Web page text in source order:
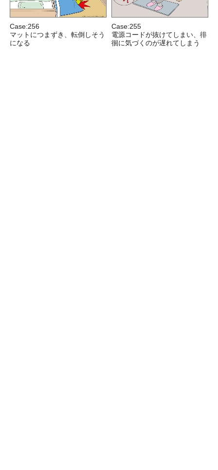
Case:256
マットにつまずき、転倒しそう
になる
Case:255
電源コードが抜けてしまい、徘
徊に気づくのが遅れてしまう